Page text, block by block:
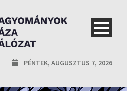
PÉNTEK, AUGUSZTUS 7, 2026